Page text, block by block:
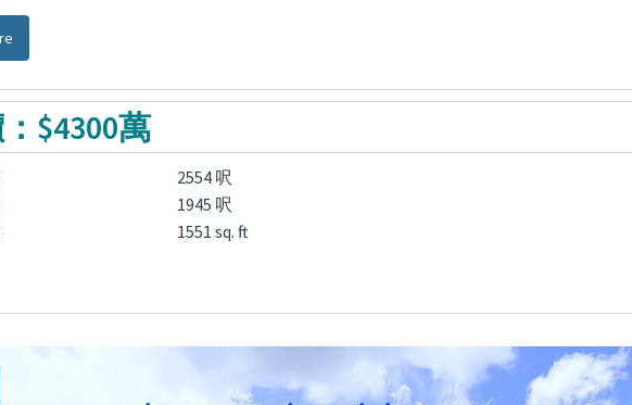
$4300萬
2554 呎
1945 呎
1551 sq. ft